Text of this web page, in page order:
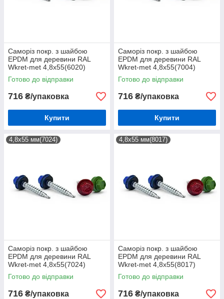
Саморіз покр. з шайбою
EPDM для деревини RAL
Wkret-met 4,8х55(6020)
(200шт)
Готово до відправки
716 ₴/упаковка
Купити
Саморіз покр. з шайбою
EPDM для деревини RAL
Wkret-met 4,8х55(7004)
(200шт)
Готово до відправки
716 ₴/упаковка
Купити
4,8х55 мм(7024)
Саморіз покр. з шайбою
EPDM для деревини RAL
Wkret-met 4,8х55(7024)
(200шт)
Готово до відправки
716 ₴/упаковка
4,8х55 мм(8017)
Саморіз покр. з шайбою
EPDM для деревини RAL
Wkret-met 4,8х55(8017)
(200шт)
Готово до відправки
716 ₴/упаковка